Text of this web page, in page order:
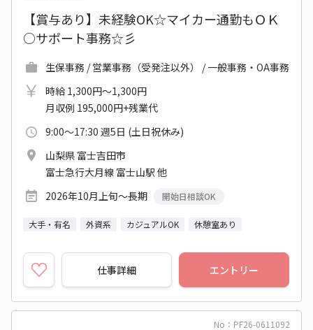
【賞与あり】未経験OK☆マイカー通勤もＯＫ
○サポート事務☆彡
生保事務 / 営業事務（受発注以外） / 一般事務・OA事務
時給 1,300円～1,300円
月収例 195,000円+残業代
9:00～17:30 週5日 (土日祝休み)
山梨県 富士吉田市
富士急行大月線 富士山駅 他
2026年10月上旬～長期
開始日相談OK
大手・有名 外資系 カジュアルOK 休憩室あり
仕事詳細 エントリー
No：PF26-0611092